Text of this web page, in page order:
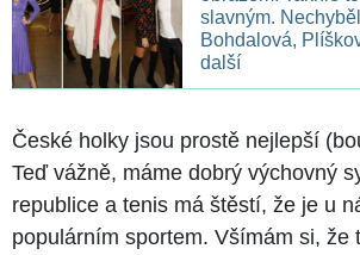
slavným.
Bohdalová,
další
České holky jsou prostě nejlepší
Teď vážně, máme dobrý výchovný
republice a tenis má štěstí, že je u
populárním sportem. Všímám si, že